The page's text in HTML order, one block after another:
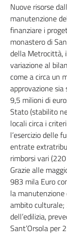
Nuove risorse
manutenzione
finanziare i
monastero di
della Metrocittà,
variazione al
come a circa un
approvazione
9,5 milioni di
Stato (stabilito
locali circa i
l’esercizio delle
entrate
rimborsi vari
Grazie alle
983 mila Euro
la
ambito culturale;
dell’edilizia,
Sant’Orsola per